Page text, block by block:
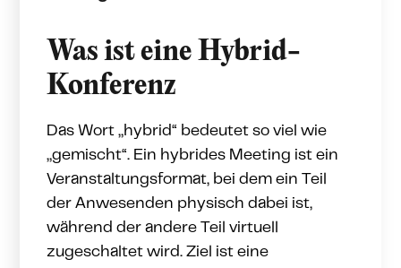
Was ist eine Hybrid-
Konferenz
Das Wort „hybrid“ bedeutet so viel wie
„gemischt“. Ein hybrides Meeting ist ein
Veranstaltungsformat, bei dem ein Teil
der Anwesenden physisch dabei ist,
während der andere Teil virtuell
zugeschaltet wird. Ziel ist eine